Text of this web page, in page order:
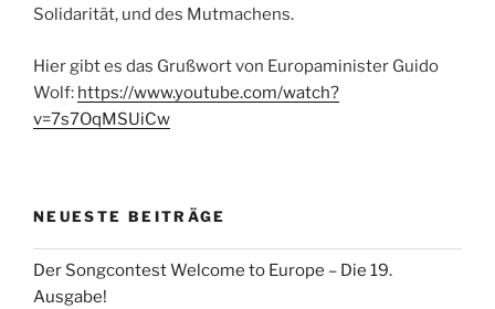
Solidarität, und des Mutmachens.
Hier gibt es das Grußwort von Europaminister Guido
Wolf: https://www.youtube.com/watch?
v=7s7OqMSUiCw
NEUESTE BEITRÄGE
Der Songcontest Welcome to Europe – Die 19.
Ausgabe!